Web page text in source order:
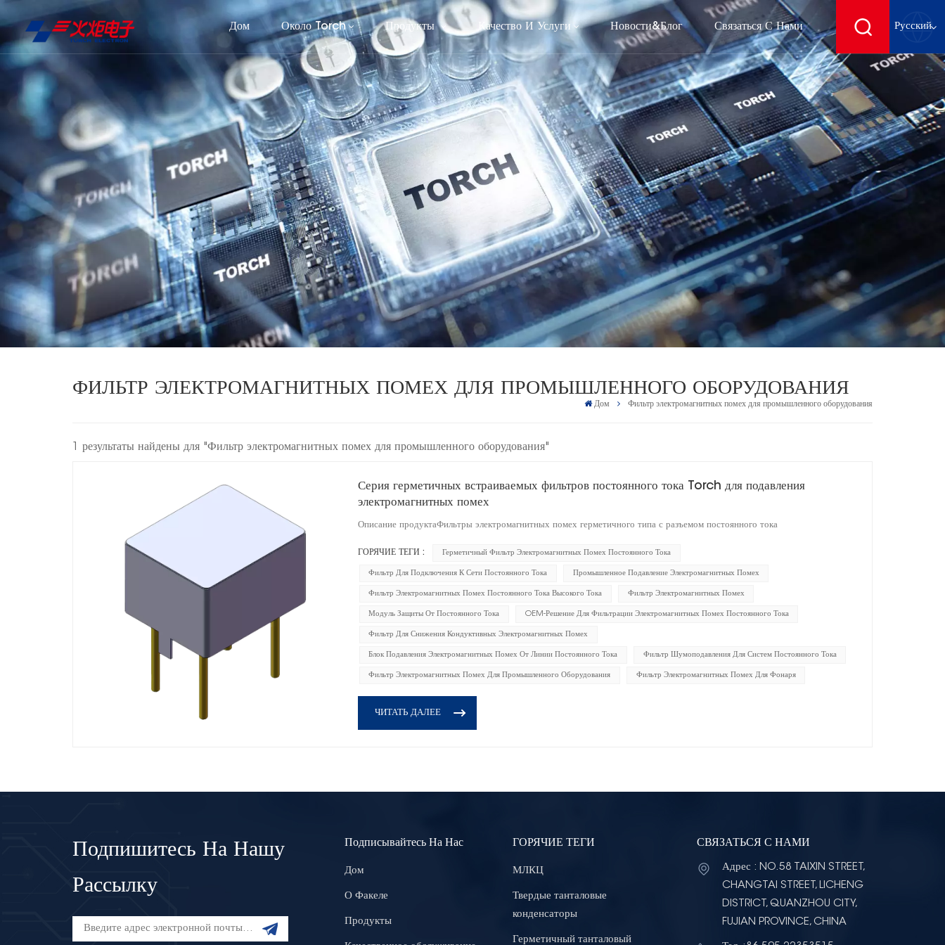
Дом Около Torch Продукты Качество И Услуги Новости&блог Связаться С Нами Русский
English
français
Deutsch
español
ФИЛЬТР ЭЛЕКТРОМАГНИТНЫХ ПОМЕХ ДЛЯ ПРОМЫШЛЕННОГО ОБОРУДОВАНИЯ
Дом Фильтр электромагнитных помех для промышленного оборудования
1 результаты найдены для "Фильтр электромагнитных помех для промышленного оборудования"
Серия герметичных встраиваемых фильтров постоянного тока Torch для подавления
электромагнитных помех
Описание продуктаФильтры электромагнитных помех герметичного типа с разъемом постоянного тока
ГОРЯЧИЕ ТЕГИ : Герметичный Фильтр Электромагнитных Помех Постоянного Тока
Фильтр Для Подключения К Сети Постоянного Тока Промышленное Подавление Электромагнитных Помех
Фильтр Электромагнитных Помех Постоянного Тока Высокого Тока Фильтр Электромагнитных Помех
Модуль Защиты От Постоянного Тока OEM-Решение Для Фильтрации Электромагнитных Помех Постоянного Тока
Фильтр Для Снижения Кондуктивных Электромагнитных Помех
Блок Подавления Электромагнитных Помех От Линии Постоянного Тока Фильтр Шумоподавления Для Систем Постоянного Тока
Фильтр Электромагнитных Помех Для Промышленного Оборудования Фильтр Электромагнитных Помех Для Фонаря
ЧИТАТЬ ДАЛЕЕ
Подпишитесь На Нашу
Рассылку
Подписывайтесь На Нас
Дом
О Факеле
Продукты
ГОРЯЧИЕ ТЕГИ
МЛКЦ
Твердые танталовые
конденсаторы
Герметичный танталовый
СВЯЗАТЬСЯ С НАМИ
Адрес : NO.58 TAIXIN STREET,
CHANGTAI STREET, LICHENG
DISTRICT, QUANZHOU CITY,
FUJIAN PROVINCE, CHINA